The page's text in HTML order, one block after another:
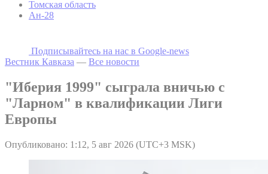
Томская область
Ан-28
Подписывайтесь на наc в Google-news
Вестник Кавказа — Все новости
"Иберия 1999" сыграла вничью с
"Ларном" в квалификации Лиги
Европы
Опубликовано: 1:12, 5 авг 2026 (UTC+3 MSK)